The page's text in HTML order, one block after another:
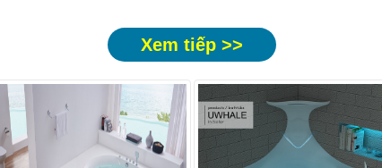
Xem tiếp >>